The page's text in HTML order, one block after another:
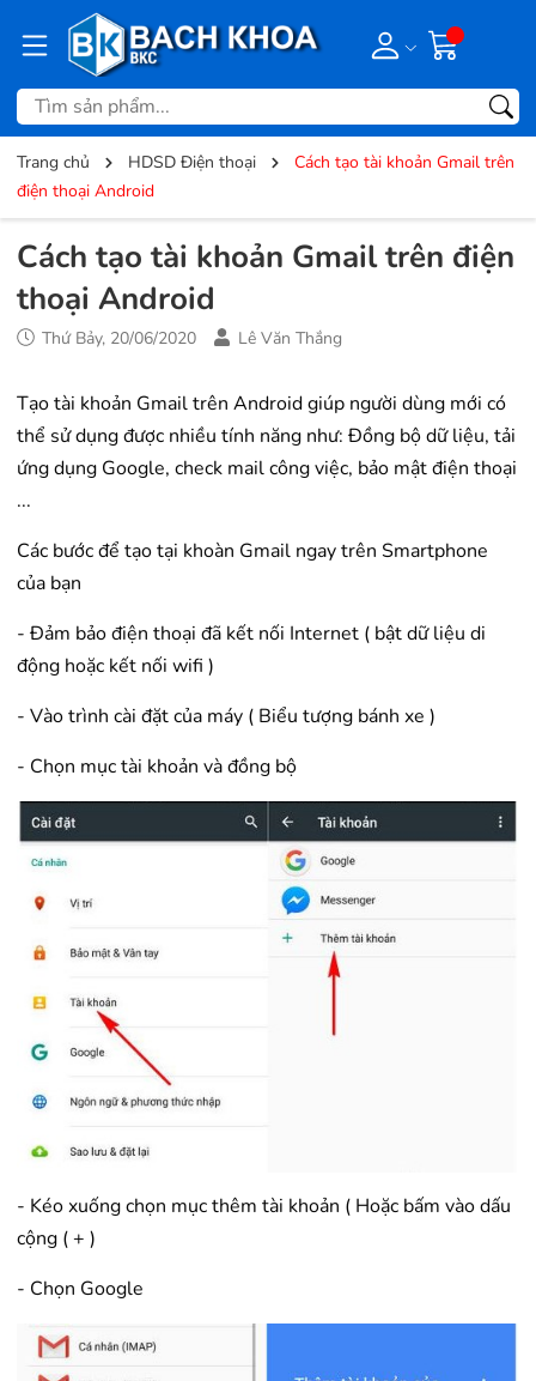
Trang chủ HDSD Điện thoại
Cách tạo tài khoản Gmail trên
điện thoại Android
Cách tạo tài khoản Gmail trên điện
thoại Android
Thứ Bảy, 20/06/2020 Lê Văn Thắng
Tạo tài khoản Gmail trên Android giúp người dùng mới có
thể sử dụng được nhiều tính năng như: Đồng bộ dữ liệu, tải
ứng dụng Google, check mail công việc, bảo mật điện thoại
...
Các bước để tạo tại khoàn Gmail ngay trên Smartphone
của bạn
- Đảm bảo điện thoại đã kết nối Internet ( bật dữ liệu di
động hoặc kết nối wifi )
- Vào trình cài đặt của máy ( Biểu tượng bánh xe )
- Chọn mục tài khoản và đồng bộ
- Kéo xuống chọn mục thêm tài khoản ( Hoặc bấm vào dấu
cộng ( + )
- Chọn Google